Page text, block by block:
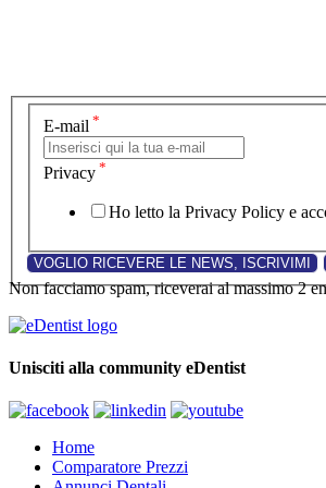
E-mail *
Privacy *
Ho letto la Privacy Policy e
Non facciamo spam, riceverai al massimo 2
Unisciti alla community eDentist
Home
Comparatore Prezzi